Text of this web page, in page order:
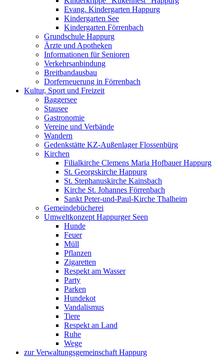
Evang. Kindergarten Happurg
Kindergarten See
Kindergarten Förrenbach
Grundschule Happurg
Ärzte und Apotheken
Informationen für Senioren
Verkehrsanbindung
Breitbandausbau
Dorferneuerung in Förrenbach
Kultur, Sport und Freizeit
Baggersee
Stausee
Gastronomie
Vereine und Verbände
Wandern
Gedenkstätte KZ-Außenlager Flossenbürg
Kirchen
Filialkirche Clemens Maria Hofbauer Happurg
St. Georgskirche Happurg
St. Stephanuskirche Kainsbach
Kirche St. Johannes Förrenbach
Sankt Peter-und-Paul-Kirche Thalheim
Gemeindebücherei
Umweltkonzept Happurger Seen
Hunde
Feuer
Müll
Pflanzen
Zigaretten
Respekt am Wasser
Party
Parken
Hundekot
Vandalismus
Tiere
Respekt an Land
Ruhe
Wege
zur Verwaltungsgemeinschaft Happurg